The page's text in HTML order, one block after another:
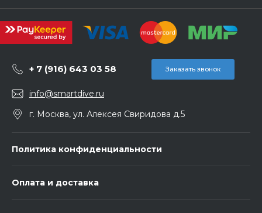
+ 7 (916) 643 03 58 Заказать звонок
info@smartdive.ru
г. Москва, ул. Алексея Свиридова д.5
Политика конфиденциальности
Оплата и доставка